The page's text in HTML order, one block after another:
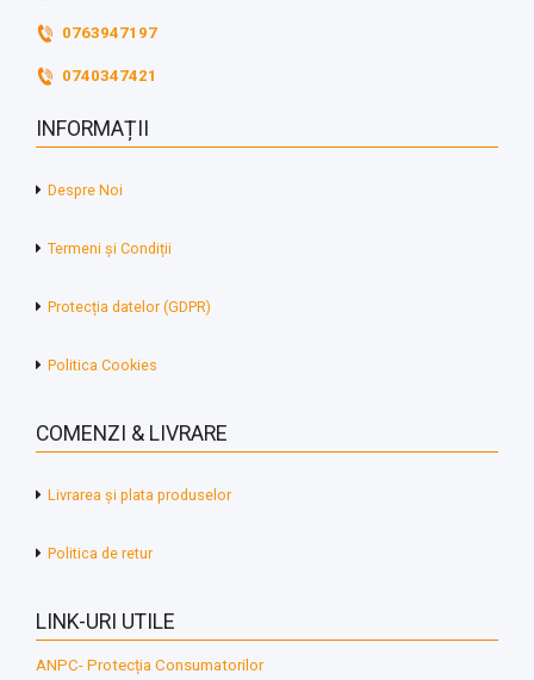
0763947197
0740347421
INFORMAȚII
Despre Noi
Termeni și Condiții
Protecția datelor (GDPR)
Politica Cookies
COMENZI & LIVRARE
Livrarea și plata produselor
Politica de retur
LINK-URI UTILE
ANPC- Protecția Consumatorilor